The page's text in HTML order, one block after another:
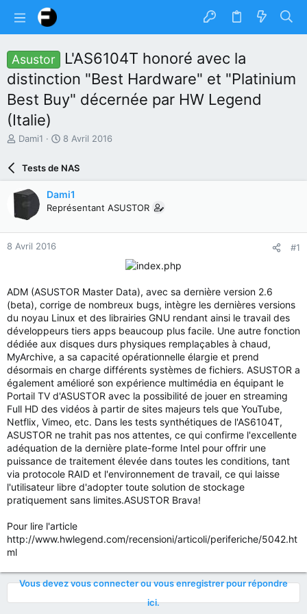
Asustor
L'AS6104T honoré avec la
distinction "Best Hardware" et "Platinium
Best Buy" décernée par HW Legend
(Italie)
A
s
u
t
Dami1
D
t
e
e
d
b
8 Avril 2016
Tests de NAS
Dami1
Représentant ASUSTOR
8 Avril 2016 #1
ADM (ASUSTOR Master Data), avec sa dernière version 2.6
(beta), corrige de nombreux bugs, intègre les dernières versions
du noyau Linux et des librairies GNU rendant ainsi le travail des
développeurs tiers apps beaucoup plus facile. Une autre fonction
dédiée aux disques durs physiques remplaçables à chaud,
MyArchive, a sa capacité opérationnelle élargie et prend
désormais en charge différents systèmes de fichiers. ASUSTOR a
également amélioré son expérience multimédia en équipant le
Portail TV d'ASUSTOR avec la possibilité de jouer en streaming
Full HD des vidéos à partir de sites majeurs tels que YouTube,
Netflix, Vimeo, etc. Dans les tests synthétiques de l'AS6104T,
ASUSTOR ne trahit pas nos attentes, ce qui confirme l'excellente
adéquation de la dernière plate-forme Intel pour offrir une
puissance de traitement élevée dans toutes les conditions, tant
via protocole RAID et l'environnement de travail, ce qui laisse
l'utilisateur libre d'adopter toute solution de stockage
pratiquement sans limites.ASUSTOR Brava!
Pour lire l'article
http://www.hwlegend.com/recensioni/articoli/periferiche/5042.ht
ml
Vous devez vous connecter ou vous enregistrer pour répondre
ici.